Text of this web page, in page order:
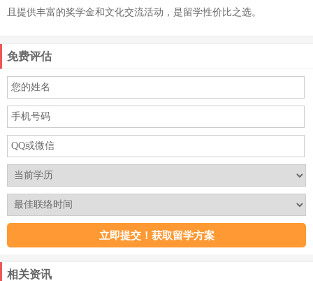
且提供丰富的奖学金和文化交流活动，是留学性价比之选。
免费评估
相关资讯